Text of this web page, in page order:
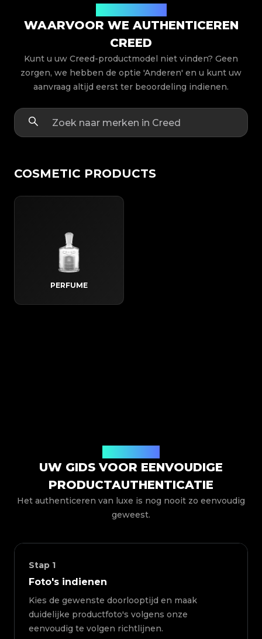
WAARVOOR WE AUTHENTICEREN
CREED
Kunt u uw Creed-productmodel niet vinden? Geen
zorgen, we hebben de optie 'Anderen' en u kunt uw
aanvraag altijd eerst ter beoordeling indienen.
COSMETIC PRODUCTS
PERFUME
UW GIDS VOOR EENVOUDIGE
PRODUCTAUTHENTICATIE
Het authenticeren van luxe is nog nooit zo eenvoudig
geweest.
Stap 1
Foto's indienen
Kies de gewenste doorlooptijd en maak
duidelijke productfoto's volgens onze
eenvoudig te volgen richtlijnen.